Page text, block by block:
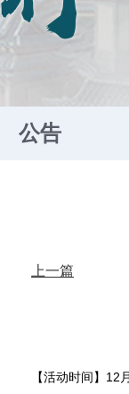
公告
上一篇
【活动时间】12